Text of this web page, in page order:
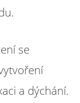
se
a dýchání.